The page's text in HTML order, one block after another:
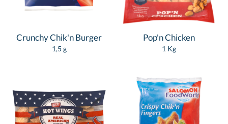
Crunchy Chik'n Burger
1,5 g
Pop'n Chicken
1 Kg